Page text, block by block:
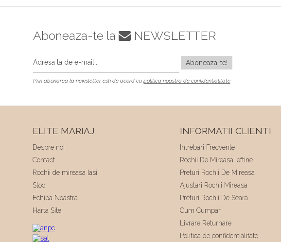
Aboneaza-te la NEWSLETTER
Prin abonarea la newsletter esti de acord cu politica noastra de confidentialitate
ELITE MARIAJ
Despre noi
Contact
Rochii de mireasa Iasi
Stoc
Echipa Noastra
Harta Site
INFORMATII CLIENTI
Intrebari Frecvente
Rochii De Mireasa Ieftine
Preturi Rochii De Mireasa
Ajustari Rochii Mireasa
Preturi Rochii De Seara
Cum Cumpar
Livrare Returnare
Politica de confidentialitate